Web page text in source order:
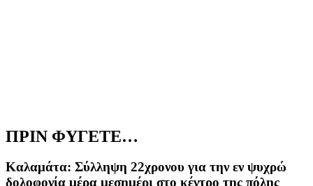
ΠΡΙΝ ΦΥΓΕΤΕ…
Καλαμάτα: Σύλληψη 22χρονου για την εν ψυχρώ
δολοφονία μέρα μεσημέρι στο κέντρο της πόλης